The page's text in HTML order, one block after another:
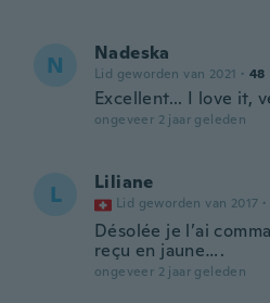
N Nadeska
Lid geworden van 2021 · 48
Excellent... I love it,
ongeveer 2 jaar geleden
L Liliane
Lid geworden van 2017 ·
Désolée je l’ai
reçu en jaune….
ongeveer 2 jaar geleden